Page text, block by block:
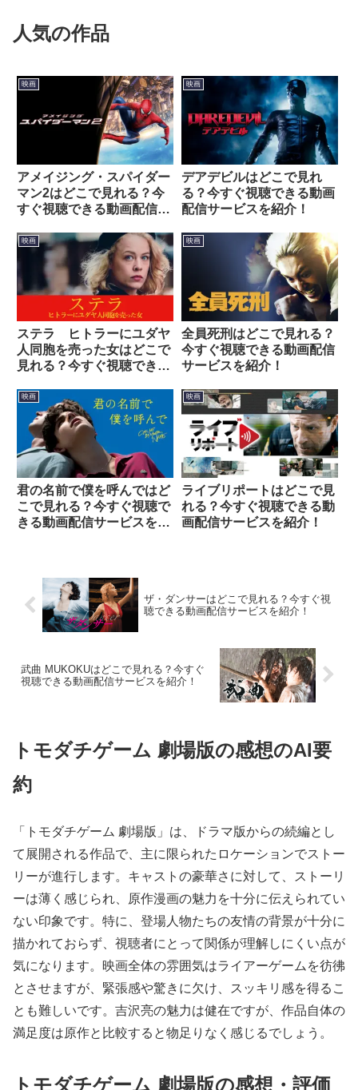
人気の作品
映画
アメイジング・スパイダー
マン2はどこで見れる？今
すぐ視聴できる動画配信サ
映画
デアデビルはどこで見れ
る？今すぐ視聴できる動画
配信サービスを紹介！
映画
ステラ ヒトラーにユダヤ
人同胞を売った女はどこで
見れる？今すぐ視聴できる
映画
全員死刑はどこで見れる？
今すぐ視聴できる動画配信
サービスを紹介！
映画
君の名前で僕を呼んではど
こで見れる？今すぐ視聴で
きる動画配信サービスを紹
映画
ライブリポートはどこで見
れる？今すぐ視聴できる動
画配信サービスを紹介！
ザ・ダンサーはどこで見れる？今すぐ視
聴できる動画配信サービスを紹介！
武曲 MUKOKUはどこで見れる？今すぐ
視聴できる動画配信サービスを紹介！
トモダチゲーム 劇場版の感想のAI要
約
「トモダチゲーム 劇場版」は、ドラマ版からの続編とし
て展開される作品で、主に限られたロケーションでストー
リーが進行します。キャストの豪華さに対して、ストーリ
ーは薄く感じられ、原作漫画の魅力を十分に伝えられてい
ない印象です。特に、登場人物たちの友情の背景が十分に
描かれておらず、視聴者にとって関係が理解しにくい点が
気になります。映画全体の雰囲気はライアーゲームを彷彿
とさせますが、緊張感や驚きに欠け、スッキリ感を得るこ
とも難しいです。吉沢亮の魅力は健在ですが、作品自体の
満足度は原作と比較すると物足りなく感じるでしょう。
トモダチゲーム 劇場版の感想・評価